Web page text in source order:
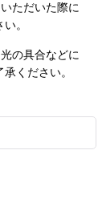
ただいた際に
。
の具合などに
ください。